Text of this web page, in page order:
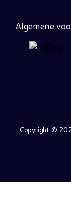
Algemene
Copyright ©